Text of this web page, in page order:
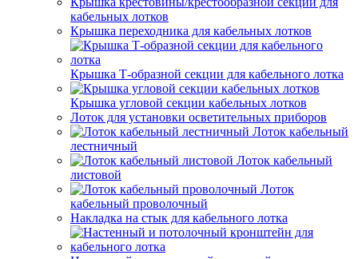
кабельных лотков
Крышка переходника для кабельных лотков
Крышка Т-образной секции для кабельного лотка
Крышка угловой секции кабельных лотков
Лоток для установки осветительных приборов
Лоток кабельный
лестничный
Лоток кабельный
листовой
Лоток
кабельный проволочный
Накладка на стык для кабельного лотка